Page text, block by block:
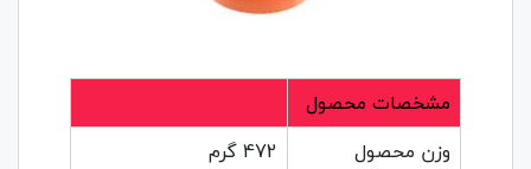
مشخصات محصول
وزن محصول
472 گرم